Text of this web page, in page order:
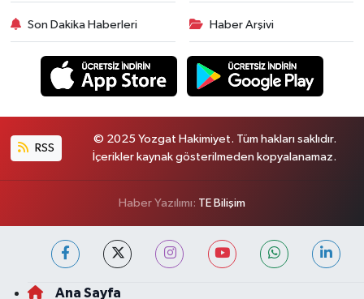
Son Dakika Haberleri Haber Arşivi
RSS
© 2025 Yozgat Hakimiyet. Tüm hakları saklıdır.
İçerikler kaynak gösterilmeden kopyalanamaz.
Haber Yazılımı: TE Bilişim
Ana Sayfa